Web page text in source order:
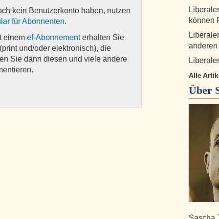
kein Benutzerkonto haben, nutzen
für Abonnenten.
einem ef-Abonnementerhalten Sie
und/oder elektronisch), die
Sie dann diesen und viele andere
können
anderen
Alle
Über